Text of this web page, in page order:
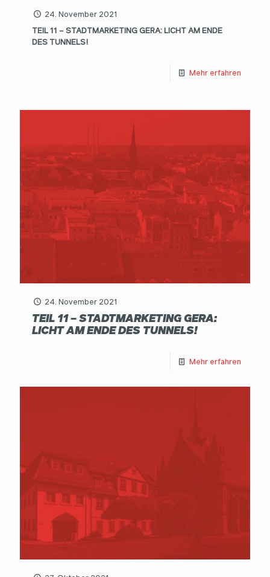
24. November 2021
TEIL 11 – STADTMARKETING GERA: LICHT AM ENDE
DES TUNNELS!
Mehr erfahren
24. November 2021
TEIL 11 – STADTMARKETING GERA:
LICHT AM ENDE DES TUNNELS!
Mehr erfahren